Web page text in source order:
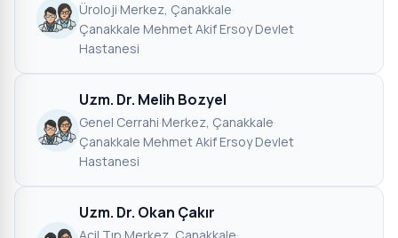
Üroloji·Merkez, Çanakkale·
Çanakkale Mehmet Akif Ersoy Devlet
Hastanesi
Uzm. Dr. Melih Bozyel
Genel Cerrahi·Merkez, Çanakkale·
Çanakkale Mehmet Akif Ersoy Devlet
Hastanesi
Uzm. Dr. Okan Çakır